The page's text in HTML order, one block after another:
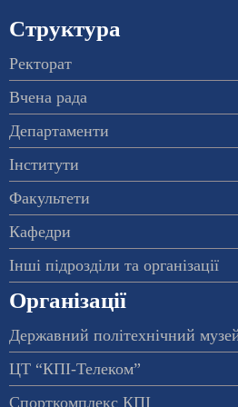
Структура
Ректорат
Вчена рада
Департаменти
Інститути
Факультети
Кафедри
Інші підрозділи та організації
Організації
Державний політехнічний
ЦТ “КПІ-Телеком”
Спорткомплекс КПІ